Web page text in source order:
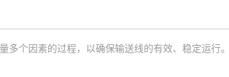
多个因素的过程，以确保输送线的有效、稳定运行